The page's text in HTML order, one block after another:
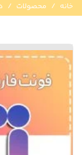
خانه محصولات